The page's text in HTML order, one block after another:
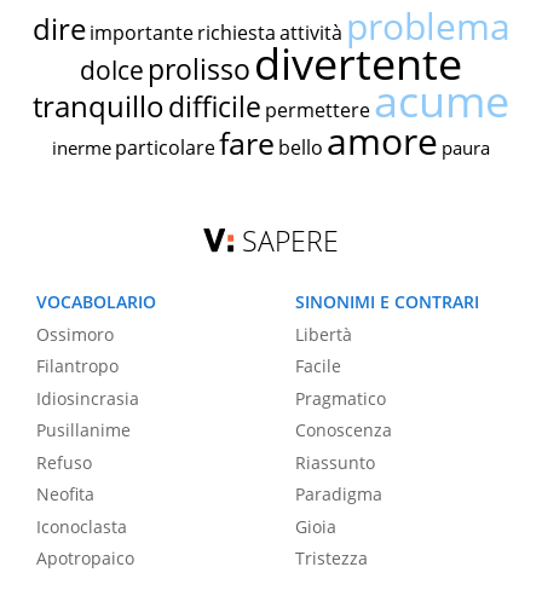
dire importante richiestaattività problema
dolce prolissodivertente
tranquillodifficile permettereacume
inerme particolarefare bello amore paura
SAPERE
VOCABOLARIO
Ossimoro
Filantropo
Idiosincrasia
Pusillanime
Refuso
Neofita
Iconoclasta
Apotropaico
SINONIMI E CONTRARI
Libertà
Facile
Pragmatico
Conoscenza
Riassunto
Paradigma
Gioia
Tristezza